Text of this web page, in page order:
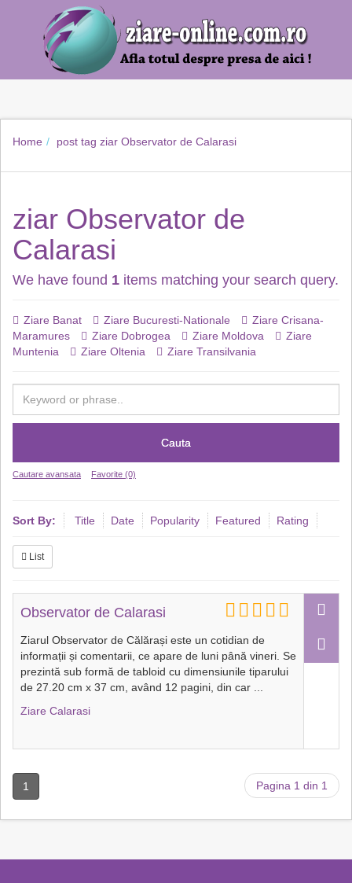
Home post tag ziar Observator de Calarasi
ziar Observator de
Calarasi
We have found 1 items matching your search query.
Ziare Banat Ziare Bucuresti-Nationale
Ziare Crisana-
Maramures
Ziare Dobrogea Ziare Moldova
Ziare
Muntenia
Ziare Oltenia Ziare Transilvania
Cauta
Cautare avansata Favorite (0)
Sort By: Title Date Popularity Featured Rating
List
Observator de Calarasi
Ziarul Observator de Călărași este un cotidian de
informații și comentarii, ce apare de luni până vineri. Se
prezintă sub formă de tabloid cu dimensiunile tiparului
de 27.20 cm x 37 cm, având 12 pagini, din car
Ziare Calarasi
1 Pagina 1 din 1